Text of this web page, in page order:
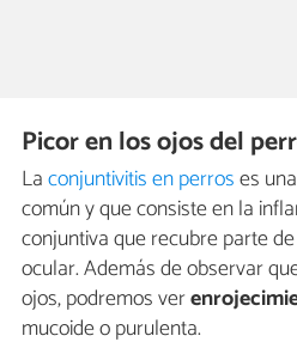
Picor en los ojos del
Laconjuntivitis en perroses
común y que consiste en la
conjuntiva que recubre parte
ocular. Además de observar
ojos, podremos ver
mucoide o purulenta.